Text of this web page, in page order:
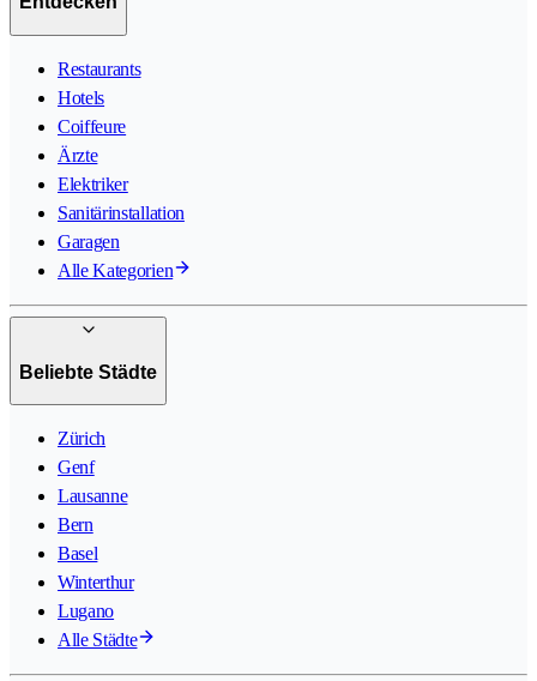
Restaurants
Hotels
Coiffeure
Ärzte
Elektriker
Sanitärinstallation
Garagen
Alle Kategorien
Beliebte Städte
Zürich
Genf
Lausanne
Bern
Basel
Winterthur
Lugano
Alle Städte